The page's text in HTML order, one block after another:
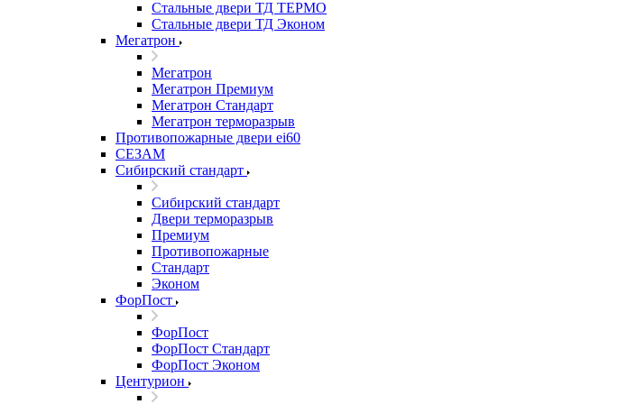
Стальные двери ТД ТЕРМО
Стальные двери ТД Эконом
Мегатрон
Мегатрон
Мегатрон Премиум
Мегатрон Стандарт
Мегатрон терморазрыв
Противопожарные двери ei60
СЕЗАМ
Сибирский стандарт
Сибирский стандарт
Двери терморазрыв
Премиум
Противопожарные
Стандарт
Эконом
ФорПост
ФорПост
ФорПост Стандарт
ФорПост Эконом
Центурион